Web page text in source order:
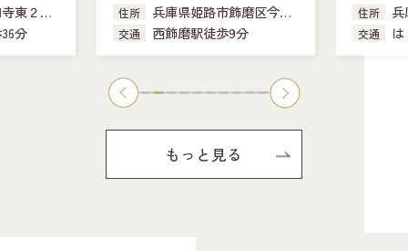
東２丁
分
住所 兵庫県姫路市飾磨区今在
家
交通 西飾磨駅徒歩9分
住所
341-18
交通
もっと見る